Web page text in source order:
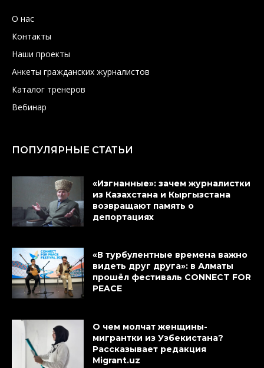
О нас
Контакты
Наши проекты
Анкеты гражданских журналистов
Каталог тренеров
Вебинар
ПОПУЛЯРНЫЕ СТАТЬИ
«Изгнанные»: зачем журналистки
из Казахстана и Кыргызстана
возвращают память о
депортациях
«В турбулентные времена важно
видеть друг друга»: в Алматы
прошёл фестиваль CONNECT FOR
PEACE
О чем молчат женщины-
мигрантки из Узбекистана?
Рассказывает редакция
Migrant.uz